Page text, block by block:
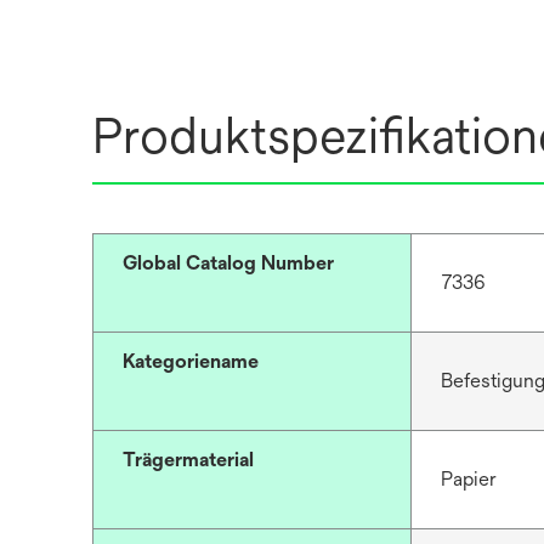
Global Catalog Number
7336
Kategoriename
Trägermaterial
Papier